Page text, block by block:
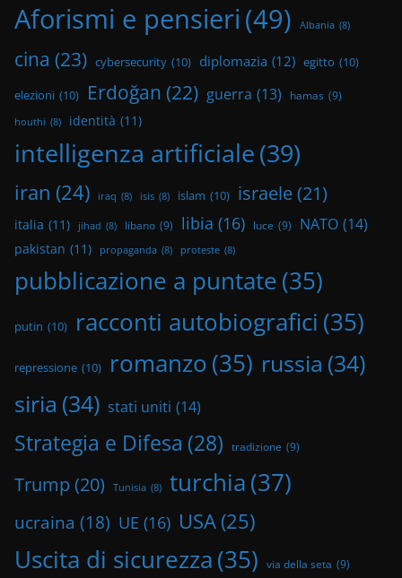
Aforismi e pensieri (49) Albania (8)
cina (23) cybersecurity (10) diplomazia (12) egitto (10)
elezioni (10) Erdoğan (22) guerra (13) hamas (9)
houthi (8) identità (11)
intelligenza artificiale(39)
iran (24) iraq (8) isis (8) islam (10) israele(21)
italia (11) jihad (8) libano (9) libia (16) luce (9) NATO (14)
pakistan (11) propaganda (8) proteste (8)
pubblicazione a puntate(35)
putin (10) racconti autobiografici (35)
repressione (10) romanzo(35) russia (34)
siria (34) stati uniti (14)
Strategia e Difesa (28) tradizione (9)
Trump (20) Tunisia (8) turchia(37)
ucraina (18) UE (16) USA (25)
Uscita di sicurezza(35) via della seta (9)